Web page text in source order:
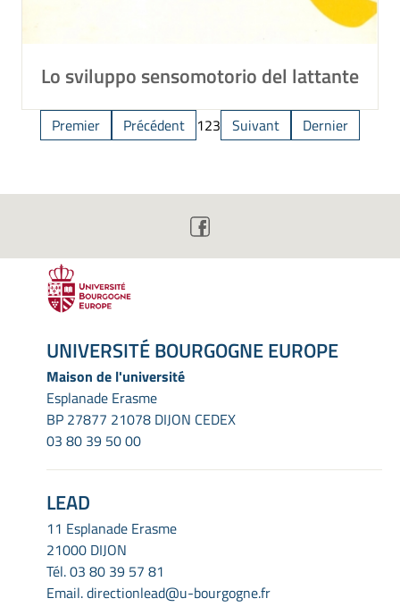
Lo sviluppo sensomotorio del lattante
Premier Précédent 123 Suivant Dernier
UNIVERSITÉ BOURGOGNE EUROPE
Maison de l'université
Esplanade Erasme
BP 27877 21078 DIJON CEDEX
03 80 39 50 00
LEAD
11 Esplanade Erasme
21000 DIJON
Tél.03 80 39 57 81
Email.directionlead@u-bourgogne.fr